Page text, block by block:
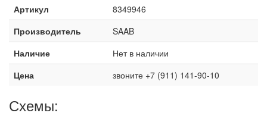
Артикул
8349946
Производитель
SAAB
Наличие
Нет в наличии
Цена
звоните +7 (911) 141-90-10
Схемы: